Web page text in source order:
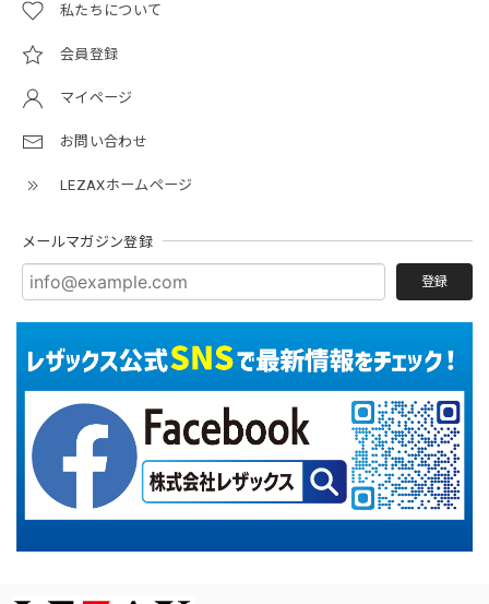
私たちについて
会員登録
マイページ
お問い合わせ
LEZAXホームページ
メールマガジン登録
登録